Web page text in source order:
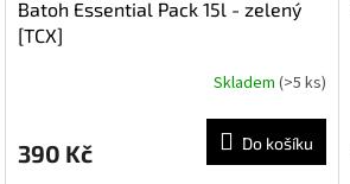
Batoh Essential Pack 15l - zelený
[TCX]
je
Skladem (>5 ks)
390 Kč Do košíku